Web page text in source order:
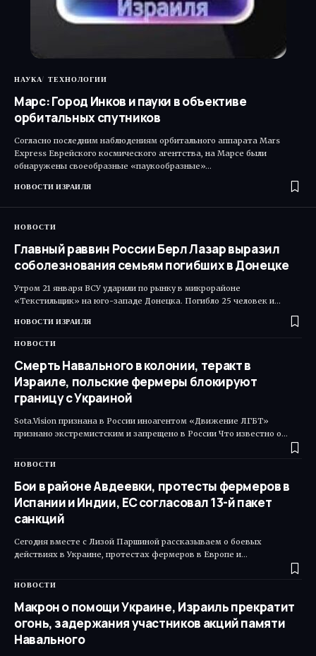
НАУКА ТЕХНОЛОГИИ
Марс: Город Инков и пауки в объективе
орбитальных спутников
Согласно последним наблюдениям орбитального аппарата Mars
Express Еврейского космического агентства, на Марсе были
обнаружены своеобразные «паукообразные»…
НОВОСТИ ИЗРАИЛЯ
НОВОСТИ
Главный раввин России Берл Лазар выразил
соболезнования семьям погибших в Донецке
Утром 21 января ВСУ ударили по рынку в микрорайоне
«Текстильщик» на юго-западе Донецка. Погибло 25 человек и…
НОВОСТИ ИЗРАИЛЯ
НОВОСТИ
Смерть Навального в колонии, теракт в
Израиле, польские фермеры блокируют
границу с Украиной
Sota.Vision признана в России иноагентом «Движение ЛГБТ»
признано экстремистским и запрещено в России Что известно о…
НОВОСТИ
Бои в районе Авдеевки, протесты фермеров в
Испании и Индии, ЕС согласовал 13-й пакет
санкций
Сегодня вместе с Лизой Паршиной рассказываем о боевых
действиях в Украине, протестах фермеров в Европе и…
НОВОСТИ
Макрон о помощи Украине, Израиль прекратит
огонь, задержания участников акций памяти
Навального